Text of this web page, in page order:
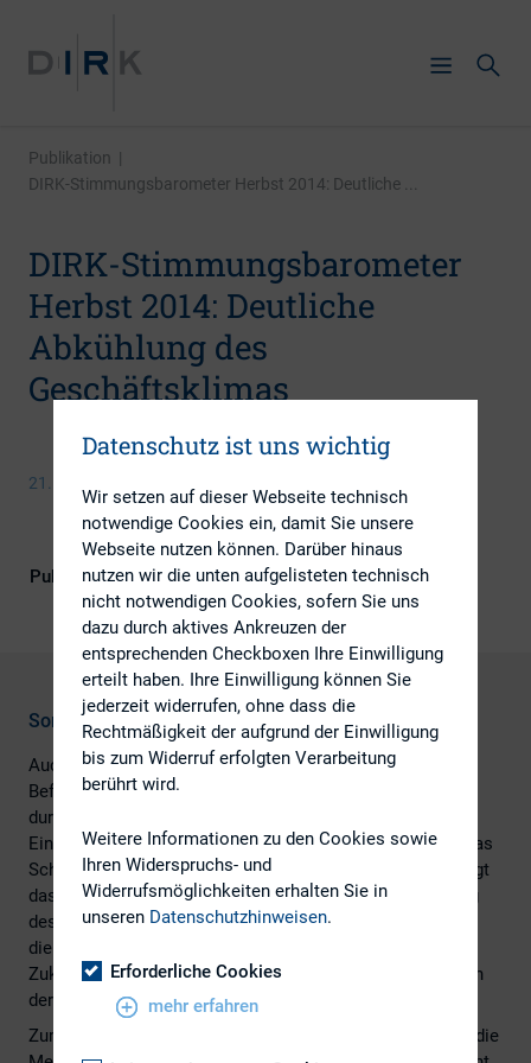
Publikation |
DIRK-Stimmungsbarometer Herbst 2014: Deutliche ...
DIRK-Stimmungsbarometer
Herbst 2014: Deutliche
Abkühlung des
Geschäftsklimas
21. Oktober 2014
Publikationsform DIRK-Publikationen
Sonderthema: Aktiendividende
Auch in diesem Herbst hat der DIRK seine halbjährliche
Befragung von IR-Managern, das Stimmungsbarometer,
durchgeführt. Neben den regelmäßig abgefragten
Einschätzung zur wirtschaftlichen Lage, wurde diesmal das
Schwerpunktthema Aktiendividende behandelt. Dabei zeigt
das DIRK-Stimmungsbarometer eine deutliche Abkühlung
des Geschäftsklimas in Deutschland. Das gilt sowohl für
die aktuelle als auch die zukünftige Lage. Für die
Zukunftsaussichten wird der größte Rückgang seit Beginn
der Umfrage in 2006 verzeichnet.
Zum Thema Aktiendividende zeigen die Antworten, dass die
Datenschutz ist uns wichtig
Wir setzen auf dieser Webseite technisch
notwendige Cookies ein, damit Sie unsere
Webseite nutzen können. Darüber hinaus
nutzen wir die unten aufgelisteten technisch
nicht notwendigen Cookies, sofern Sie uns
dazu durch aktives Ankreuzen der
entsprechenden Checkboxen Ihre Einwilligung
erteilt haben. Ihre Einwilligung können Sie
jederzeit widerrufen, ohne dass die
Rechtmäßigkeit der aufgrund der Einwilligung
bis zum Widerruf erfolgten Verarbeitung
berührt wird.
Weitere Informationen zu den Cookies sowie
Ihren Widerspruchs- und
Widerrufsmöglichkeiten erhalten Sie in
unseren Datenschutzhinweisen.
Erforderliche Cookies
mehr erfahren